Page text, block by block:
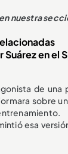
nuestra
Suárez en el
de una
sobre
esa